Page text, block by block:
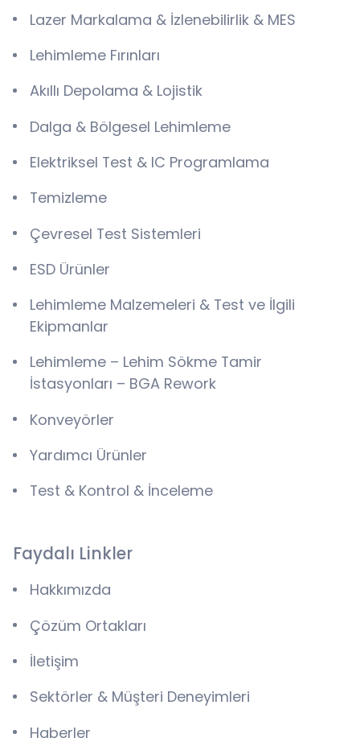
Lazer Markalama & İzlenebilirlik & MES
Lehimleme Fırınları
Akıllı Depolama & Lojistik
Dalga & Bölgesel Lehimleme
Elektriksel Test & IC Programlama
Temizleme
Çevresel Test Sistemleri
ESD Ürünler
Lehimleme Malzemeleri & Test ve İlgili
Ekipmanlar
Lehimleme – Lehim Sökme Tamir
İstasyonları – BGA Rework
Konveyörler
Yardımcı Ürünler
Test & Kontrol & İnceleme
Faydalı Linkler
Hakkımızda
Çözüm Ortakları
İletişim
Sektörler & Müşteri Deneyimleri
Haberler